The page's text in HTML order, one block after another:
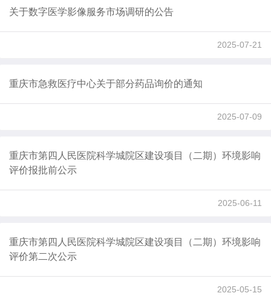
关于数字医学影像服务市场调研的公告
2025-07-21
重庆市急救医疗中心关于部分药品询价的通知
2025-07-09
重庆市第四人民医院科学城院区建设项目（二期）环境影响
评价报批前公示
2025-06-11
重庆市第四人民医院科学城院区建设项目（二期）环境影响
评价第二次公示
2025-05-15